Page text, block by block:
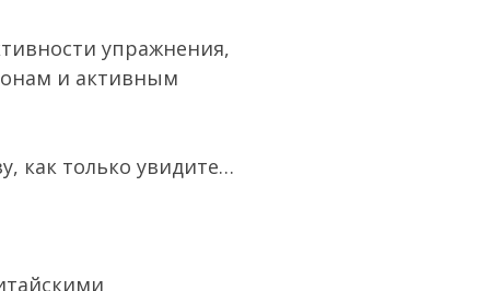
упражнения,
и активным
как только увидите…